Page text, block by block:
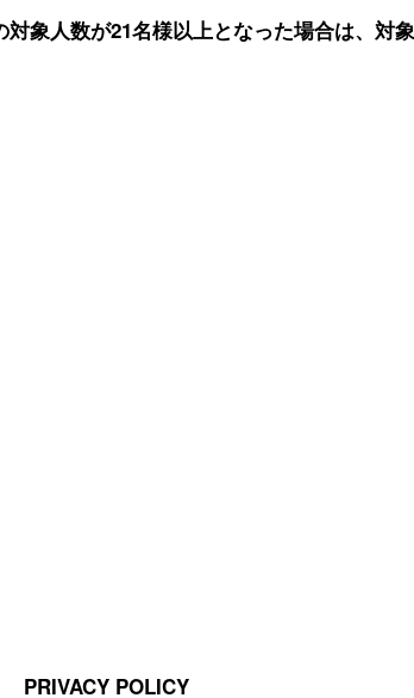
象人数が21名様以上となった場合は、対
PRIVACY POLICY